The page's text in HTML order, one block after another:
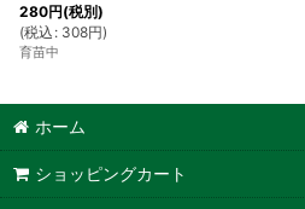
280円(税別)
(税込 : 308円)
育苗中
ホーム
ショッピングカート